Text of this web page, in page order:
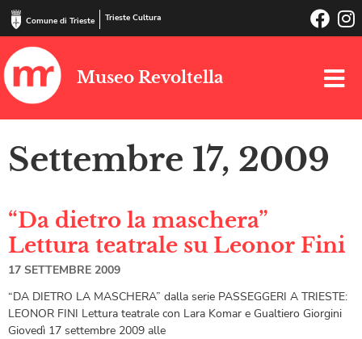
Comune di Trieste Trieste Cultura
Museo Revoltella
Settembre 17, 2009
“Da dietro la maschera”
Lettura teatrale su Leonor Fini
17 SETTEMBRE 2009
“DA DIETRO LA MASCHERA” dalla serie PASSEGGERI A TRIESTE:
LEONOR FINI Lettura teatrale con Lara Komar e Gualtiero Giorgini
Giovedì 17 settembre 2009 alle